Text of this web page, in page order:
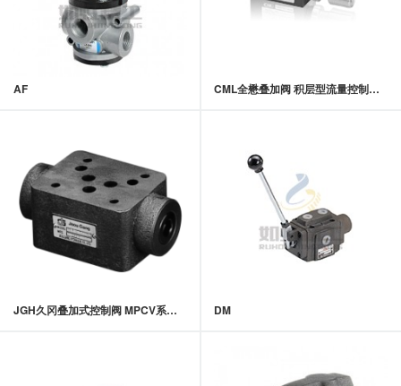
AF CML全懋叠加阀 积层型流量控制阀 MT-02,MT-03系列
JGH久冈叠加式控制阀 MPCV系列叠加式液控单向阀 DM